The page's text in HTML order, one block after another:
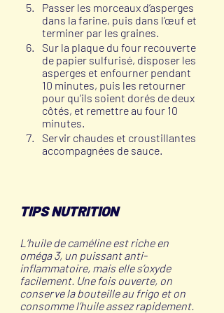
Passer les morceaux d’asperges
dans la farine, puis dans l’œuf et
terminer par les graines.
Sur la plaque du four recouverte
de papier sulfurisé, disposer les
asperges et enfourner pendant
10 minutes, puis les retourner
pour qu’ils soient dorés de deux
côtés, et remettre au four 10
minutes.
Servir chaudes et croustillantes
accompagnées de sauce.
TIPS NUTRITION
L’huile de caméline est riche en
oméga 3, un puissant anti-
inflammatoire, mais elle s’oxyde
facilement. Une fois ouverte, on
conserve la bouteille au frigo et on
consomme l’huile assez rapidement.